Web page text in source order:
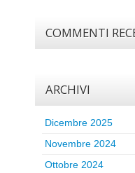
COMMENTI
ARCHIVI
Dicembre 2025
Novembre 2024
Ottobre 2024